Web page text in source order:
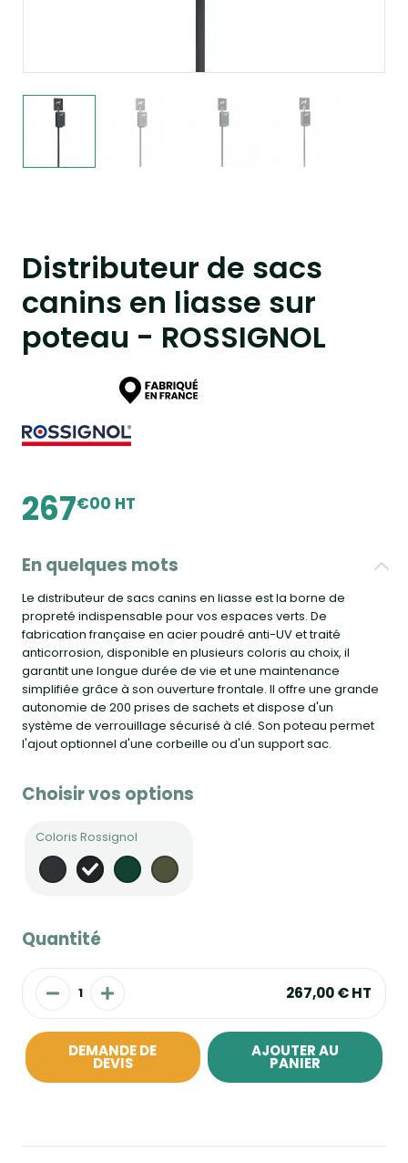
Distributeur de sacs
canins en liasse sur
poteau - ROSSIGNOL
267€00 HT
En quelques mots
Le distributeur de sacs canins en liasse est la borne de
propreté indispensable pour vos espaces verts. De
fabrication française en acier poudré anti-UV et traité
anticorrosion, disponible en plusieurs coloris au choix, il
garantit une longue durée de vie et une maintenance
simplifiée grâce à son ouverture frontale. Il offre une grande
autonomie de 200 prises de sachets et dispose d'un
système de verrouillage sécurisé à clé. Son poteau permet
l'ajout optionnel d'une corbeille ou d'un support sac.
Choisir vos options
Coloris Rossignol
Quantité
267,00 €HT
DEMANDE DE
DEVIS
AJOUTER AU
PANIER